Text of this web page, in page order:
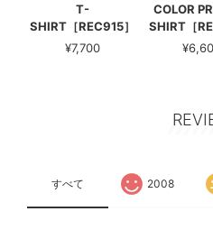
T-
SHIRT［REC915］
¥7,700
COLOR
SHIRT［
すべて 2008